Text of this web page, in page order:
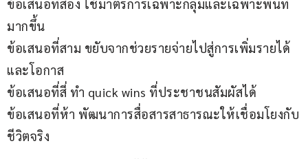
ข้อเสนอที่สอง ใช้มาตรการเฉพาะกลุ่มและเฉพาะพื้นที่
มากขึ้น
ข้อเสนอที่สาม ขยับจากช่วยรายจ่ายไปสู่การเพิ่มรายได้
และโอกาส
ข้อเสนอที่สี่ ทำ quick wins ที่ประชาชนสัมผัสได้
ข้อเสนอที่ห้า พัฒนาการสื่อสารสาธารณะให้เชื่อมโยงกับ
ชีวิตจริง